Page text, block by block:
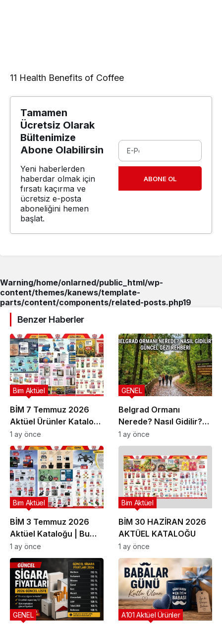
11 Health Benefits of Coffee
Tamamen
Ücretsiz Olarak
Bültenimize
Abone Olabilirsin
Yeni haberlerden
haberdar olmak için
fırsatı kaçırma ve
ücretsiz e-posta
aboneliğini hemen
başlat.
ABONE OL
Warning/home/onlarned/public_html/wp-
content/themes/kanews/template-
parts/content/components/related-posts.php19
Benzer Haberler
BİM 7 Temmuz 2026
Aktüel Ürünler Kataloğu
| Bu Hafta İndirimde
Olan Ürünler
Bim Aktüel
1 ay önce
Belgrad Ormanı
Nerede? Nasıl Gidilir?
Güncel Gezi Rehberi
GENEL
1 ay önce
BİM 3 Temmuz 2026
Aktüel Kataloğu | Bu
Hafta İndirime Giren
Ürünler
Bim Aktüel
1 ay önce
BİM 30 HAZİRAN 2026
AKTÜEL KATALOĞU
Bim Aktüel
1 ay önce
GENEL A101 Aktüel Ürünler